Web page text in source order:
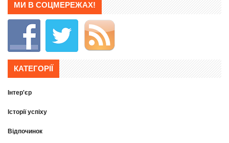
МИ В СОЦМЕРЕЖАХ!
КАТЕГОРІЇ
Інтер'єр
Історії успіху
Відпочинок